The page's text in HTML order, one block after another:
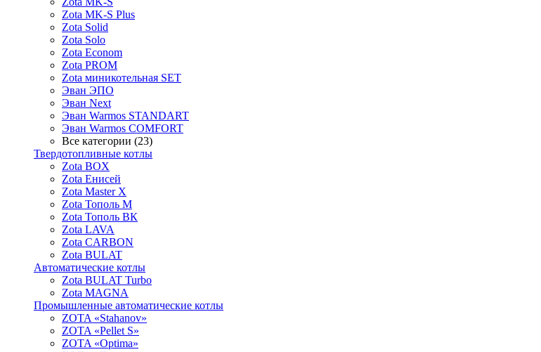
Zota MK-S Plus
Zota Solid
Zota Solo
Zota Econom
Zota PROM
Zota миникотельная SET
Эван ЭПО
Эван Next
Эван Warmos STANDART
Эван Warmos COMFORT
Все категории (23)
Твердотопливные котлы
Zota BOX
Zota Енисей
Zota Master X
Zota Тополь М
Zota Тополь ВК
Zota LAVA
Zota CARBON
Zota BULAT
Автоматические котлы
Zota BULAT Turbo
Zota MAGNA
Промышленные автоматические котлы
ZOTA «Stahanov»
ZOTA «Pellet S»
ZOTA «Optima»